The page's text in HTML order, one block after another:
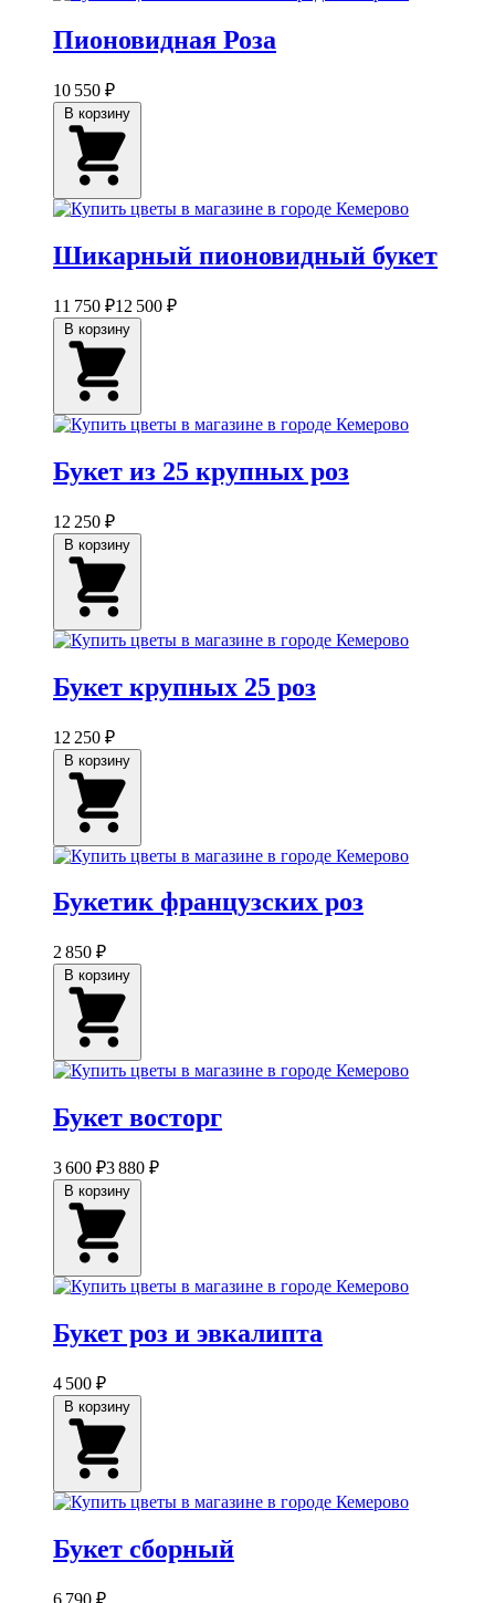
Пионовидная Роза
10 550 ₽
Шикарный пионовидный букет
11 750 ₽12 500 ₽
Букет из 25 крупных роз
12 250 ₽
Букет крупных 25 роз
12 250 ₽
Букетик французских роз
2 850 ₽
Букет восторг
3 600 ₽3 880 ₽
Букет роз и эвкалипта
4 500 ₽
Букет сборный
6 790 ₽